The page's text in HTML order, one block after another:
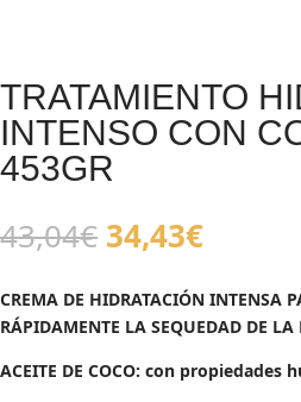
TRATAMIENTO
INTENSO CON
453GR
43,04€ El
precio
original
era:
43,04€.
34,43€El
actual
es:
CREMA DE HIDRATACIÓN INTENSA
RÁPIDAMENTE LA SEQUEDAD DE LA
ACEITE DE COCO: con propiedades